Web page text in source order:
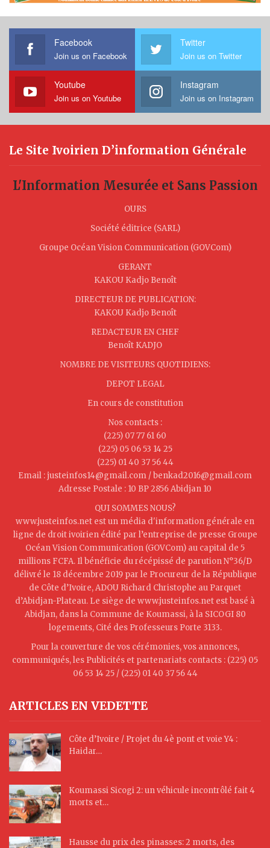
Facebook
Join us on Facebook
Twitter
Join us on Twitter
Youtube
Join us on Youtube
Instagram
Join us on Instagram
Le Site Ivoirien D’information Générale
L'Information Mesurée et Sans Passion
OURS
Société éditrice (SARL)
Groupe Océan Vision Communication (GOVCom)
GERANT
KAKOU Kadjo Benoît
DIRECTEUR DE PUBLICATION:
KAKOU Kadjo Benoît
REDACTEUR EN CHEF
Benoît KADJO
NOMBRE DE VISITEURS QUOTIDIENS:
DEPOT LEGAL
En cours de constitution
Nos contacts :
(225) 07 77 61 60
(225) 05 06 53 14 25
(225) 01 40 37 56 44
Email : justeinfos14@gmail.com / benkad2016@gmail.com
Adresse Postale : 10 BP 2856 Abidjan 10
QUI SOMMES NOUS?
www.justeinfos.net est un média d'information générale en
ligne de droit ivoirien édité par l’entreprise de presse Groupe
Océan Vision Communication (GOVCom) au capital de 5
millions FCFA. Il bénéficie du récépissé de parution N°36/D
délivré le 18 décembre 2019 par le Procureur de la République
de Côte d’Ivoire, ADOU Richard Christophe au Parquet
d’Abidjan-Plateau. Le siège de www.justeinfos.net est basé à
Abidjan, dans la Commune de Koumassi, à la SICOGI 80
logements, Cité des Professeurs Porte 3133.
Pour la couverture de vos cérémonies, vos annonces,
communiqués, les Publicités et partenariats contacts : (225) 05
06 53 14 25 / (225) 01 40 37 56 44
ARTICLES EN VEDETTE
Côte d’Ivoire / Projet du 4è pont et voie Y4 :
Haidar…
Koumassi Sicogi 2: un véhicule incontrôlé fait 4
morts et…
Hausse du prix des pinasses: 2 morts, des